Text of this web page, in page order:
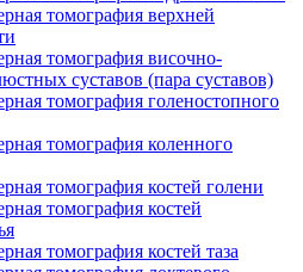
томография верхней
томография височно-
суставов (пара суставов)
томография голеностопного
томография коленного
томография костей голени
томография костей
томография костей таза